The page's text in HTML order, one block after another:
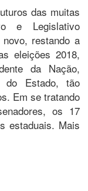
das muitas
e Legislativo
restando a
eleições 2018,
da Nação,
do Estado, tão
Em se tratando
os 17
estaduais. Mais